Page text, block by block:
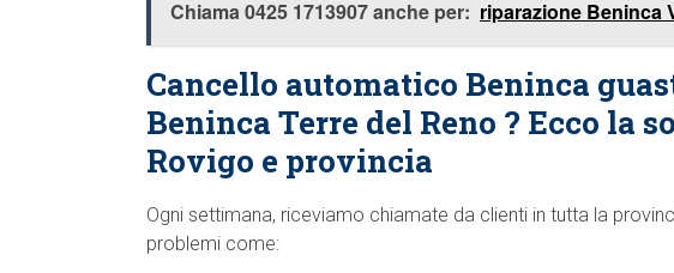
Chiama 0425 1713907 anche per: riparazione Beninca
Cancello automatico Beninca
Beninca Terre del Reno ? Ecco la
Rovigo e provincia
Ogni settimana, riceviamo chiamate da clienti in tutta la
problemi come: